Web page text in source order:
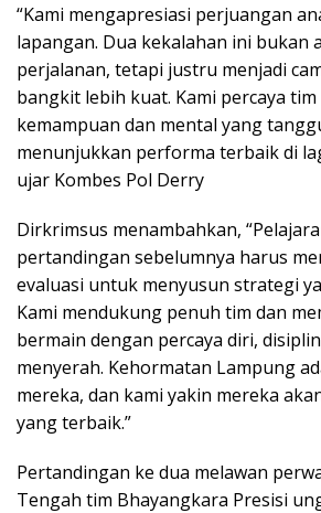
“Kami mengapresiasi perjuangan
lapangan. Dua kekalahan ini bukan
perjalanan, tetapi justru menjadi
bangkit lebih kuat. Kami percaya
kemampuan dan mental yang
menunjukkan performa terbaik di
ujar Kombes Pol Derry
Dirkrimsus menambahkan,
pertandingan sebelumnya harus
evaluasi untuk menyusun strategi
Kami mendukung penuh tim dan
bermain dengan percaya diri,
menyerah. Kehormatan Lampung
mereka, dan kami yakin mereka
yang terbaik.”
Pertandingan ke dua melawan
Tengah tim Bhayangkara Presisi